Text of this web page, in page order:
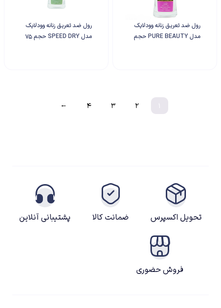
رول ضد تعریق زنانه وودلایک
مدل PURE BEAUTY حجم
رول ضد تعریق زنانه وودلایک
مدل SPEED DRY حجم 75
1
2
3
4
←
تحویل اکسپرس ضمانت کالا پشتیبانی آنلاین
فروش حضوری